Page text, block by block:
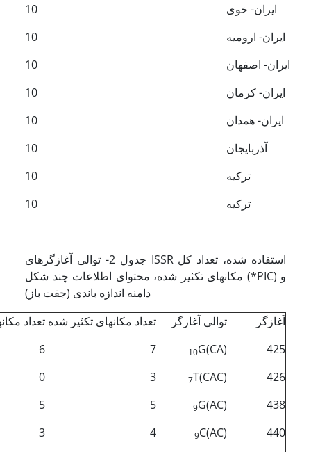
10
ایران- خوی
10
ایران- ارومیه
10
ایران- اصفهان
10
ایران- کرمان
10
ایران- همدان
10
آذربایجان
10
ترکیه
10
ترکیه
جدول 2- توالی آغازگرهای ISSR استفاده شده، تعداد کل
مکانهای تکثیر شده، محتوای اطلاعات چند شکل (*PIC) و
دامنه اندازه باندی (جفت باز)
آغازگر
توالی آغازگر تعداد مکان­های تکثیر شده تعداد
425
(CA)
10G
7
6
426
(CAC)
7T
3
0
438
(AC)
9G
5
5
440
(AC)
9C
4
3